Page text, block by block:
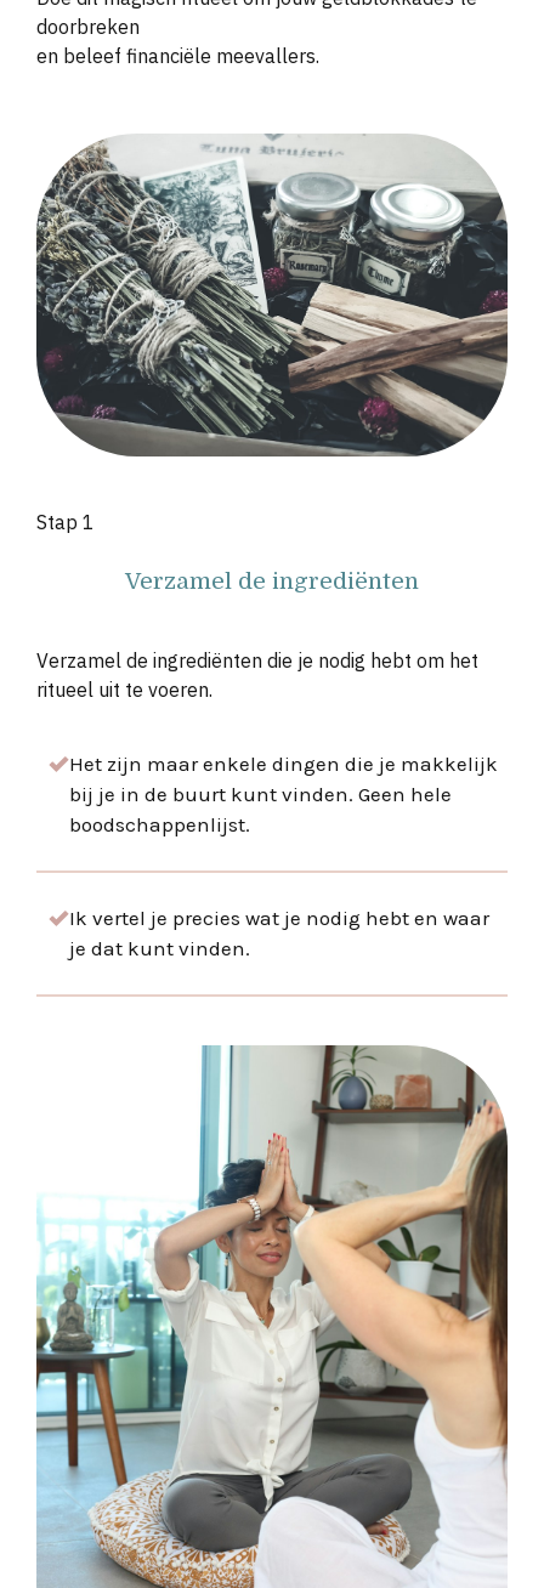
doorbreken
en beleef financiële meevallers.
Stap 1
Verzamel de ingrediënten
Verzamel de ingrediënten die je nodig hebt om het
ritueel uit te voeren.
Het zijn maar enkele dingen die je makkelijk
bij je in de buurt kunt vinden. Geen hele
boodschappenlijst.
Ik vertel je precies wat je nodig hebt en waar
je dat kunt vinden.